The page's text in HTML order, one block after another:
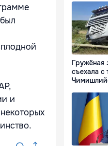
и
Гружёная
съехала с